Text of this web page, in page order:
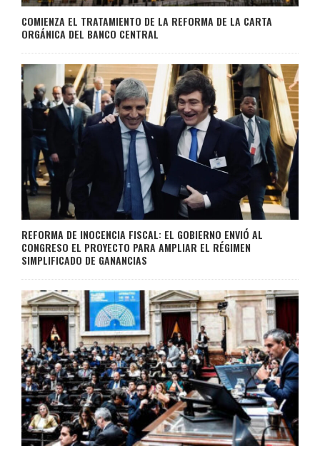
COMIENZA EL TRATAMIENTO DE LA REFORMA DE LA CARTA
ORGÁNICA DEL BANCO CENTRAL
REFORMA DE INOCENCIA FISCAL: EL GOBIERNO ENVIÓ AL
CONGRESO EL PROYECTO PARA AMPLIAR EL RÉGIMEN
SIMPLIFICADO DE GANANCIAS